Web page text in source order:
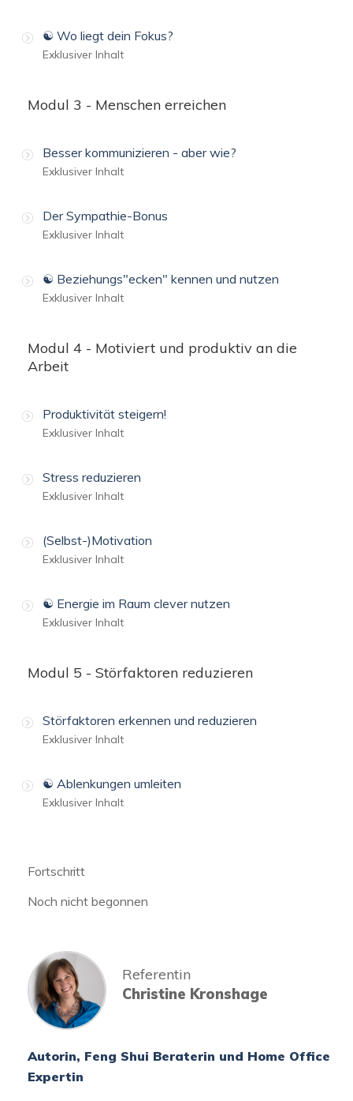
☯️ Wo liegt dein Fokus?
Exklusiver Inhalt
Modul 3 - Menschen erreichen
Besser kommunizieren - aber wie?
Exklusiver Inhalt
Der Sympathie-Bonus
Exklusiver Inhalt
☯️ Beziehungs"ecken" kennen und nutzen
Exklusiver Inhalt
Modul 4 - Motiviert und produktiv an die
Arbeit
Produktivität steigern!
Exklusiver Inhalt
Stress reduzieren
Exklusiver Inhalt
(Selbst-)Motivation
Exklusiver Inhalt
☯️ Energie im Raum clever nutzen
Exklusiver Inhalt
Modul 5 - Störfaktoren reduzieren
Störfaktoren erkennen und reduzieren
Exklusiver Inhalt
☯️ Ablenkungen umleiten
Exklusiver Inhalt
Fortschritt
Noch nicht begonnen
Referentin
Christine Kronshage
Autorin, Feng Shui Beraterin und Home Office
Expertin